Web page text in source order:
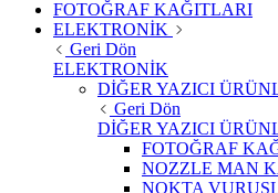
FOTOĞRAF KAĞITLARI
ELEKTRONİK
Geri Dön
ELEKTRONİK
DİĞER YAZICI
Geri Dön
DİĞER YAZICI
FOTOĞRAF
NOZZLE MAN
NOKTA